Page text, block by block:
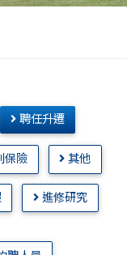
聘任升遷
保險 其他
進修研究